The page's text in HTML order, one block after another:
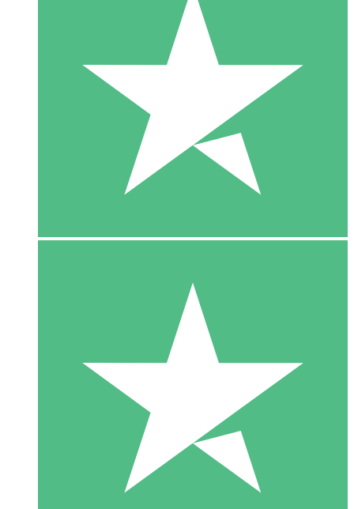
20 00